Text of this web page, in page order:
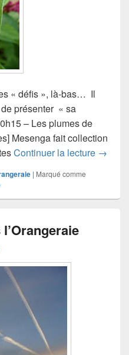
« défis », là-bas… Il
présenter « sa
– Les plumes de
Mesenga fait collection
Continuer la lecture Mes «
→
| Marqué comme